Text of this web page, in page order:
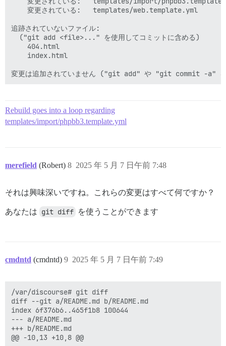
追跡されていないファイル:
  ("git add <file>..." を使用してコミットに含める)
Rebuild goes into a loop regarding
templates/import/phpbb3.template.yml
merefield (Robert) 2025 年 5 月 7 日午前 7:48
8
それは興味深いですね。これらの変更はすべて何ですか？
あなたは git diff を使うことができます
cmdntd (cmdntd) 2025 年 5 月 7 日午前 7:49
9
/var/discourse# git diff
diff --git a/README.md b/README.md
index 6f376b6..465f1b8 100644
--- a/README.md
+++ b/README.md
@@ -10,13 +10,8 @@